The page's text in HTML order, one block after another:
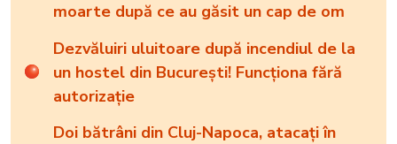
moarte după ce au găsit un cap de om
Dezvăluiri uluitoare după incendiul de la
un hostel din București! Funcționa fără
autorizație
Doi bătrâni din Cluj-Napoca, atacați în